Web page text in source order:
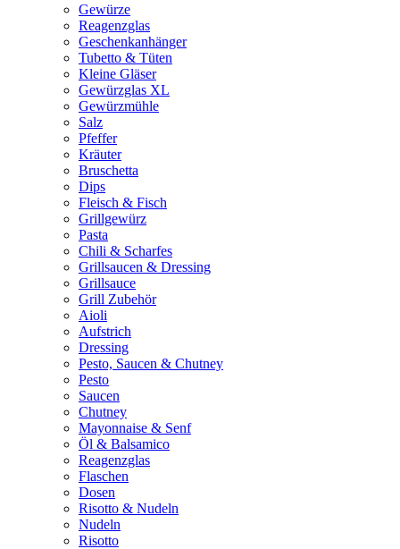
Gewürze
Reagenzglas
Geschenkanhänger
Tubetto & Tüten
Kleine Gläser
Gewürzglas XL
Gewürzmühle
Salz
Pfeffer
Kräuter
Bruschetta
Dips
Fleisch & Fisch
Grillgewürz
Pasta
Chili & Scharfes
Grillsaucen & Dressing
Grillsauce
Grill Zubehör
Aioli
Aufstrich
Dressing
Pesto, Saucen & Chutney
Pesto
Saucen
Chutney
Mayonnaise & Senf
Öl & Balsamico
Reagenzglas
Flaschen
Dosen
Risotto & Nudeln
Nudeln
Risotto